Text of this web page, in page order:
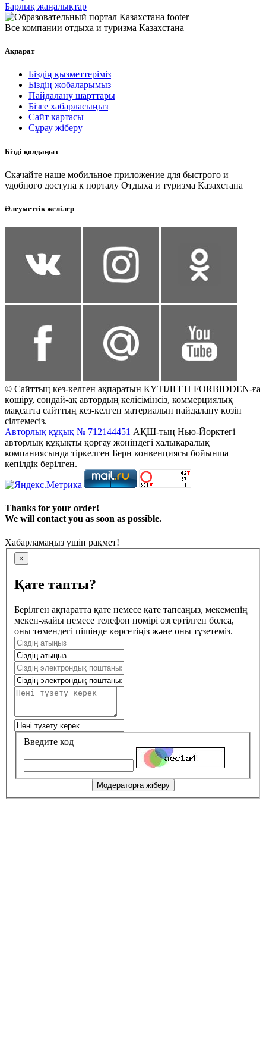
Барлық жаңалықтар
Все компании отдыха и туризма Казахстана
Ақпарат
Біздің қызметтеріміз
Біздің жобаларымыз
Пайдалану шарттары
Бізге хабарласыңыз
Сайт картасы
Сұрау жіберу
Бізді қолдаңыз
Скачайте наше мобильное приложение для быстрого и
удобного доступа к порталу Отдыха и туризма Казахстана
Әлеуметтік желілер
© Сайттың кез-келген ақпаратын КҮТІЛГЕН FORBIDDEN-ға
көшіру, сондай-ақ автордың келісімінсіз, коммерциялық
мақсатта сайттың кез-келген материалын пайдалану көзін
сілтемесіз.
Авторлық құқық № 712144451 АҚШ-тың Нью-Йорктегі
авторлық құқықты қорғау жөніндегі халықаралық
компаниясында тіркелген Берн конвенциясы бойынша
кепілдік берілген.
Thanks for your order!
We will contact you as soon as possible.
Хабарламаңыз үшін рақмет!
×
Қате тапты?
Берілген ақпаратта қате немесе қате тапсаңыз, мекеменің
мекен-жайы немесе телефон нөмірі өзгертілген болса,
оны төмендегі пішінде көрсетіңіз және оны түзетеміз.
Введите код
Модераторға жіберу